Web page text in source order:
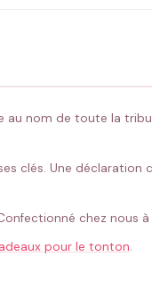
au nom de toute la
clés. Une déclaration
chez nous
pour le tonton.